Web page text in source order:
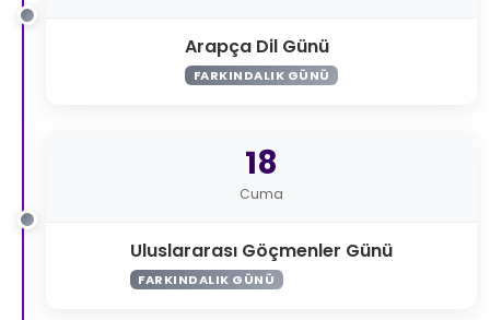
Arapça Dil Günü
FARKINDALIK GÜNÜ
18
Cuma
Uluslararası Göçmenler Günü
FARKINDALIK GÜNÜ